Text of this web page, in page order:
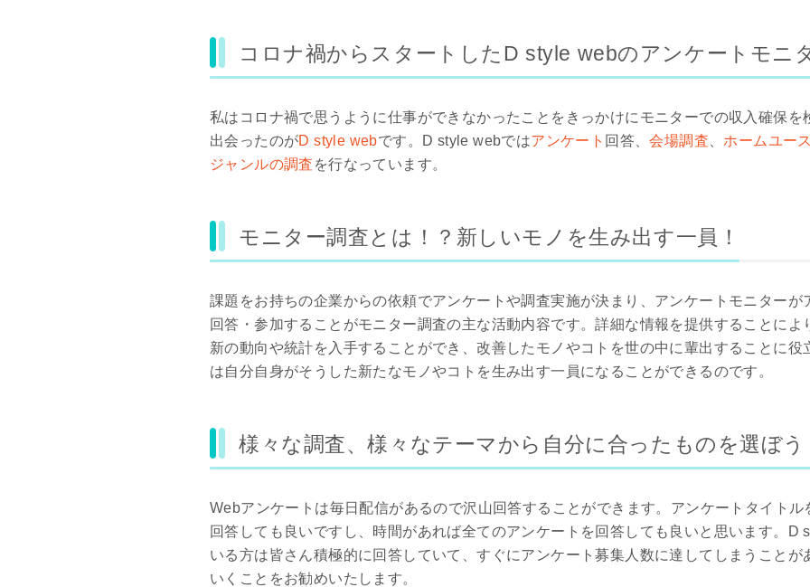
コロナ禍からスタートしたD style webのアンケートモニ
私はコロナ禍で思うように仕事ができなかったことをきっかけにモニターでの収入確保を
出会ったのがD style webです。D style webではアンケート 回答、会場調査
ホームユー
ジャンルの調査 を行なっています。
モニター調査とは！？新しいモノを生み出す一員！
課題をお持ちの企業からの依頼でアンケートや調査実施が決まり、アンケートモニターが
回答・参加することがモニター調査の主な活動内容です。詳細な情報を提供することに
新の動向や統計を入手することができ、改善したモノやコトを世の中に輩出することに
は自分自身がそうした新たなモノやコトを生み出す一員になることができるのです。
様々な調査、様々なテーマから自分に合ったものを選ぼう
Webアンケートは毎日配信があるので沢山回答することができます。アンケートタイト
回答しても良いですし、時間があれば全てのアンケートを回答しても良いと思います。D
いる方は皆さん積極的に回答していて、すぐにアンケート募集人数に達してしまうことが
いくことをお勧めいたします。